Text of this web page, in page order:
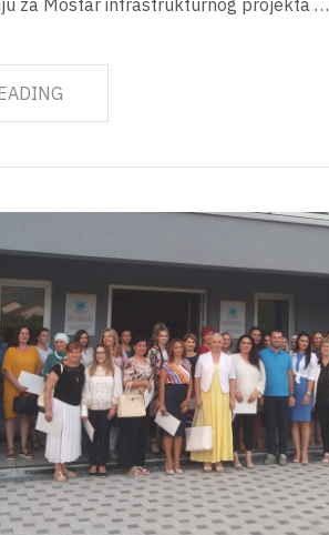
za Mostar infrastrukturnog projekta …